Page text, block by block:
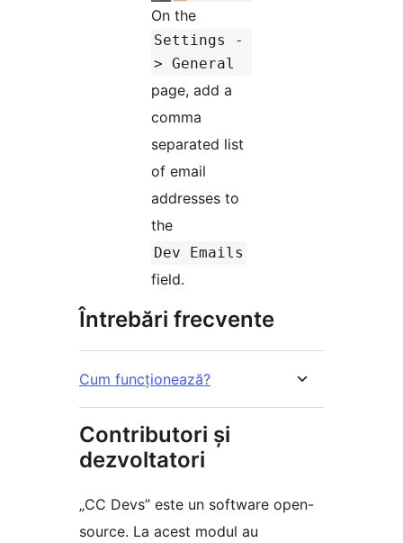
On the
Settings -
> General
page, add a
comma
separated list
of email
addresses to
the
Dev Emails
field.
Întrebări frecvente
Cum funcționează?
Contributori și
dezvoltatori
„CC Devs” este un software open-
source. La acest modul au